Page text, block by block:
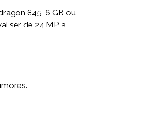
845, 6 GB ou
ser de 24 MP, a